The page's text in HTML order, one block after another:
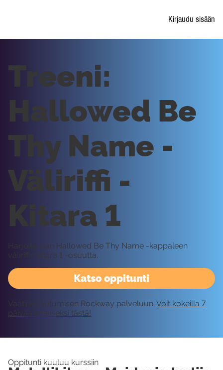
Kirjaudu sisään
Katso oppitunti
Treeni:
Hallowed Be
Thy Name -
Väliriffi -
Kitara 1
Harjoitellaan Hallowed Be Thy Name -kappaleen
väliriffin kitara 1 -osuutta.
Vaatii kirjautumisen Rockway palveluun. Voit kokeilla 7
päivää ilmaiseksi tästä!
Oppitunti kuuluu kurssiin